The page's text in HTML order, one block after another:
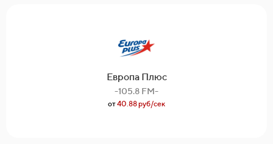
Европа Плюс
-105.8 FM-
от40.88 руб/сек